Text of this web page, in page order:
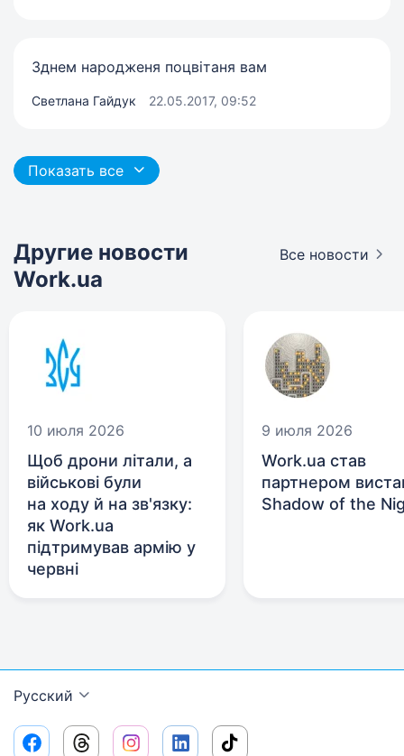
Зднем народженя поцвітаня вам
Светлана Гайдук 22.05.2017, 09:52
Показать все
Другие новости
Work.ua
Все новости
10 июля 2026
Щоб дрони літали, а
військові були
на ходу й на зв'язку:
як Work.ua
підтримував армію у
червні
9 июля 2026
Work.ua став
партнером
Shadow of the
Русский